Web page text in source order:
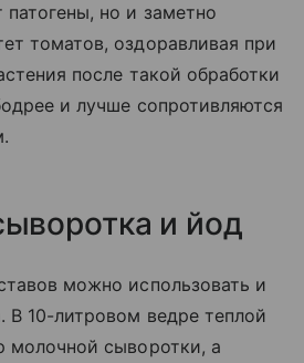
но и заметно
томатов, оздоравливая при
после такой обработки
и лучше сопротивляются
и йод
можно использовать и
В 10-литровом ведре теплой
молочной сыворотки, а